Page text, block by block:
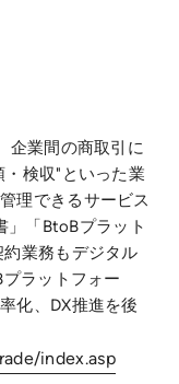
企業間の商取引に
検収"といった業
理できるサービス
」「BtoBプラット
業務もデジタル
ラットフォー
化、DX推進を後
index.asp